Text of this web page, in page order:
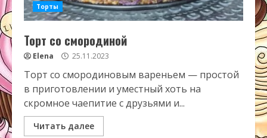
Торты
Торт со смородиной
Elena 25.11.2023
Торт со смородиновым вареньем — простой
в приготовлении и уместный хоть на
скромное чаепитие с друзьями и...
Читать далее